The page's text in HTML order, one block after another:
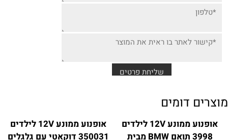
מוצרים דומים
אופנוע ממונע 12V לילדים
3998 תואם BMW מבית
אופנוע ממונע 12V לילדים
350031 דוקאטי עם גלגלים